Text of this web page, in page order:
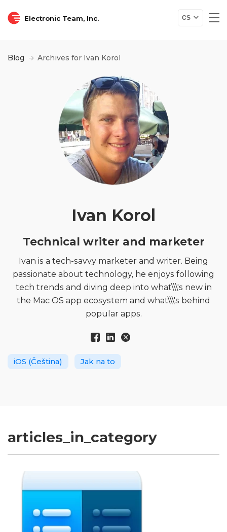
Electronic Team, Inc. CS
Blog Archives for Ivan Korol
Ivan Korol
Technical writer and marketer
Ivan is a tech-savvy marketer and writer. Being
passionate about technology, he enjoys following
tech trends and diving deep into what\\\'s new in
the Mac OS app ecosystem and what\\\'s behind
popular apps.
iOS (Čeština) Jak na to
articles_in_category